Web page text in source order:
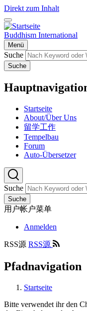
Direkt zum Inhalt
Buddhism International
Menü
Suche
Suche
Startseite
About/Über Uns
留学工作
Tempelbau
Forum
Auto-Übersetzer
Suche
Suche
用户帐户菜单
Anmelden
RSS源 RSS源
Pfadnavigation
Startseite
Bitte verwendet ihr den